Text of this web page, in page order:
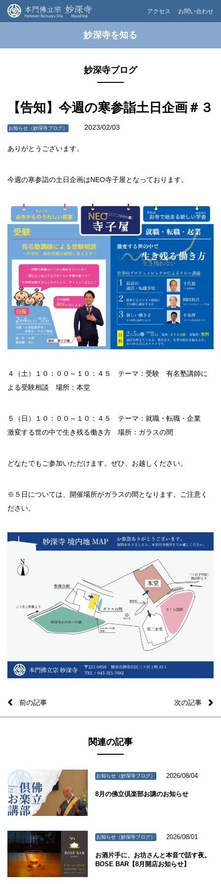
アクセス お問い合わせ
妙深寺を知る
妙深寺ブログ
【告知】今週の寒参詣土日企画＃３
お知らせ（妙深寺ブログ） 2023/02/03
ありがとうございます。
今週の寒参詣の土日企画はNEO寺子屋となっております。
４（土）１０：００～１０：４５ テーマ：受験 有名塾講師に
よる受験相談 場所：本堂
５（日）１０：００～１０：４５ テーマ：就職・転職・企業
激変する世の中で生き残る働き方 場所：ガラスの間
どなたでもご参加いただけます。ぜひ、お越しください。
※５日については、開催場所がガラスの間となります。ご注意く
ださい。
前の記事 次の記事
関連の記事
お知らせ（妙深寺ブログ） 2026/08/04
8月の佛立倶楽部お講のお知らせ
お知らせ（妙深寺ブログ） 2026/08/01
お酒片手に、お坊さんと本音で話す夜。
BOSE BAR【8月開店お知らせ】